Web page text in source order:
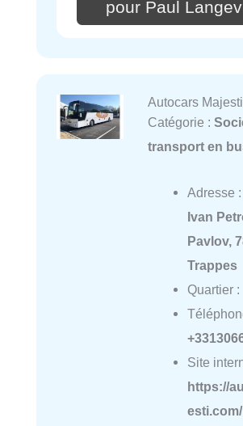
pour Paul
Autocars Majesti
Catégorie :
transport en
Adresse :
Ivan
Pavlov,
Trappes
Quartier :
Site
https://
esti.com/